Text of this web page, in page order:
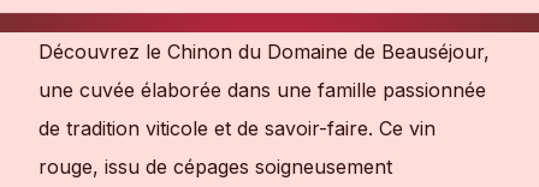
Découvrez le Chinon du Domaine de Beauséjour,
une cuvée élaborée dans une famille passionnée
de tradition viticole et de savoir-faire. Ce vin
rouge, issu de cépages soigneusement